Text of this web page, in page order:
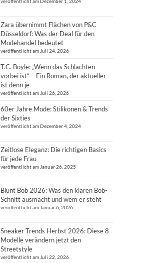
Zara übernimmt Flächen von P&C
Düsseldorf: Was der Deal für den
Modehandel bedeutet
veröffentlicht am Juli 24, 2026
T.C. Boyle: „Wenn das Schlachten
vorbei ist“ – Ein Roman, der aktueller
ist denn je
veröffentlicht am Juli 26, 2026
60er Jahre Mode: Stilikonen & Trends
der Sixties
veröffentlicht am Dezember 4, 2024
Zeitlose Eleganz: Die richtigen Basics
für jede Frau
veröffentlicht am Januar 26, 2025
Blunt Bob 2026: Was den klaren Bob-
Schnitt ausmacht und wem er steht
veröffentlicht am Januar 6, 2026
Sneaker Trends Herbst 2026: Diese 8
Modelle verändern jetzt den
Streetstyle
veröffentlicht am Juli 22, 2026